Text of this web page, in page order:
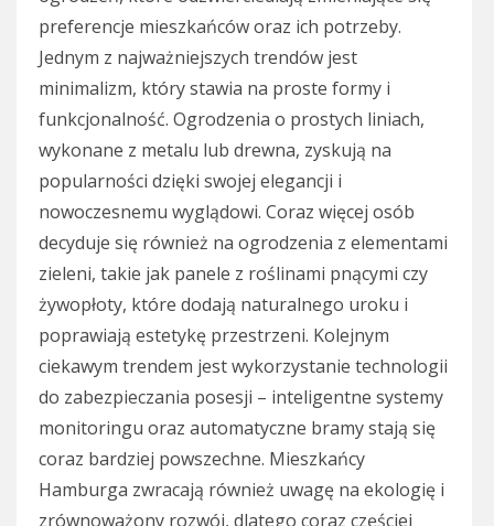
preferencje mieszkańców oraz ich potrzeby.
Jednym z najważniejszych trendów jest
minimalizm, który stawia na proste formy i
funkcjonalność. Ogrodzenia o prostych liniach,
wykonane z metalu lub drewna, zyskują na
popularności dzięki swojej elegancji i
nowoczesnemu wyglądowi. Coraz więcej osób
decyduje się również na ogrodzenia z elementami
zieleni, takie jak panele z roślinami pnącymi czy
żywopłoty, które dodają naturalnego uroku i
poprawiają estetykę przestrzeni. Kolejnym
ciekawym trendem jest wykorzystanie technologii
do zabezpieczania posesji – inteligentne systemy
monitoringu oraz automatyczne bramy stają się
coraz bardziej powszechne. Mieszkańcy
Hamburga zwracają również uwagę na ekologię i
zrównoważony rozwój, dlatego coraz częściej